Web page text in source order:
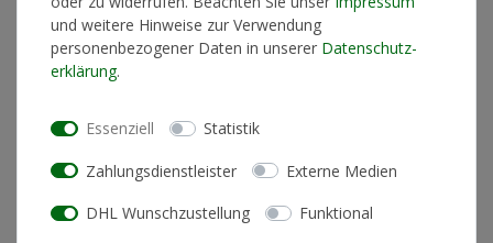
In den Warenkorb
Produktinformationen
und weitere Hinweise zur Verwendung
personenbezogener Daten in unserer Daten­schutz­
erklärung.
Essenziell Statistik
Zahlungsdienstleister Externe Medien
DHL Wunschzustellung Funktional